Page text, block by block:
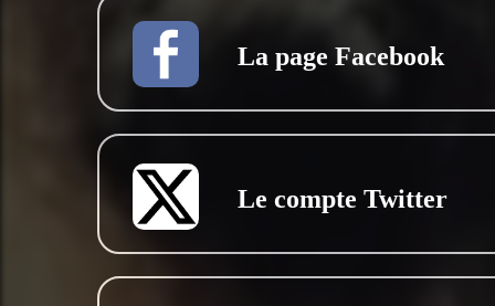
La page Facebook
Le compte Twitter